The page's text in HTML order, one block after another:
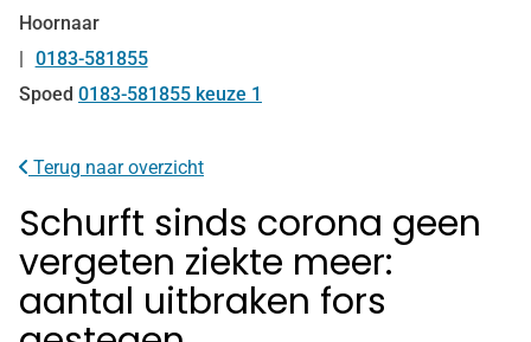
Hoornaar
Tel:
0183-581855
Spoed 0183-581855 keuze 1
Terug naar overzicht
Schurft sinds corona geen
vergeten ziekte meer:
aantal uitbraken fors